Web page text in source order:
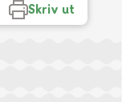
Skriv ut